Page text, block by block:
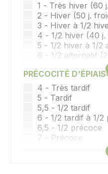
1 - Très hiver (60
2 - Hiver (50 j.
3 - Hiver à 1/2
4 - 1/2 hiver (40 j.
5 - 1/2 hiver à 1/2
6 - 1/2 alternatif
7 - Alternatif (15 j.
8 - Alt. À
9 - Printemps
PRÉCOCITÉ
4 - Très tardif
5 - Tardif
5,5 - 1/2 tardif
6 - 1/2 tardif à 1/2
6,5 - 1/2 précoce
7 - Précoce
8 - Précoce à très